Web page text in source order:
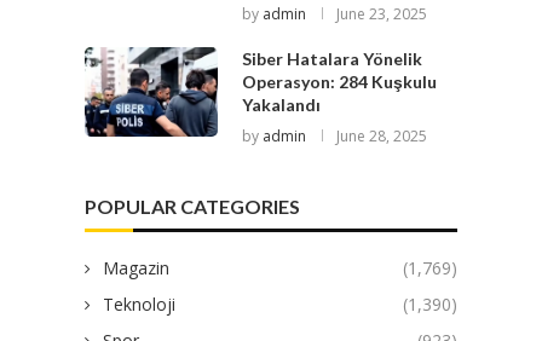
by admin June 23, 2025
Siber Hatalara Yönelik
Operasyon: 284 Kuşkulu
Yakalandı
by admin June 28, 2025
POPULAR CATEGORIES
Magazin
(1,769)
Teknoloji
(1,390)